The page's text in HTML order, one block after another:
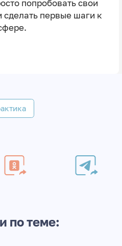
попробовать свои
первые шаги к
по теме: